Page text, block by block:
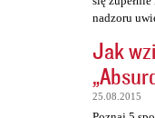
nadzoru
Jak
25.08.2015